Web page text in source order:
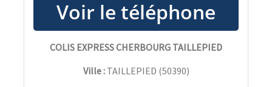
COLIS EXPRESS CHERBOURG TAILLEPIED
Ville : TAILLEPIED (50390)